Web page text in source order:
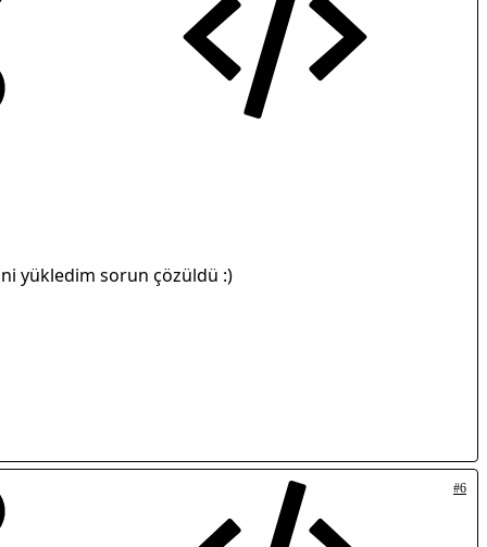
yükledim sorun çözüldü :)
#6